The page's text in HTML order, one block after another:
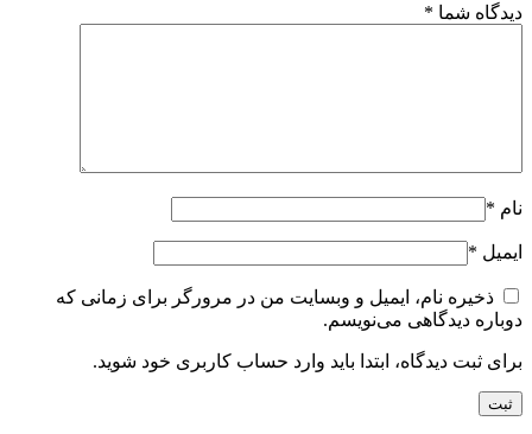
دیدگاه شما *
نام *
ایمیل *
ذخیره نام، ایمیل و وبسایت من در مرورگر برای زمانی که
دوباره دیدگاهی می‌نویسم.
برای ثبت دیدگاه، ابتدا باید وارد حساب کاربری خود شوید.